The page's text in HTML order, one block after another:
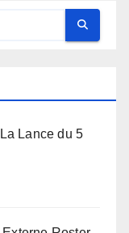
Lance du 5